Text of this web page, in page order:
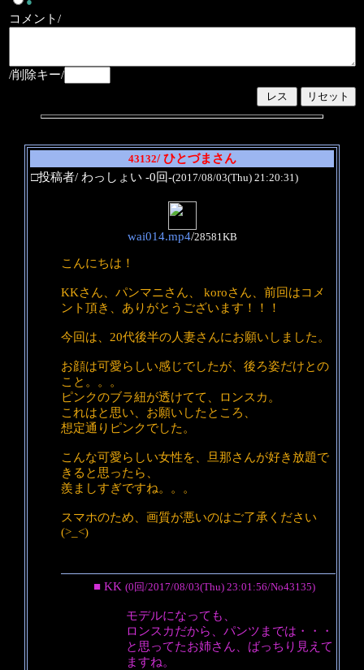
コメント/
/削除キー/
43132/ ひとづまさん
□投稿者/ わっしょい -0回-(2017/08/03(Thu) 21:20:31)
wai014.mp4/28581KB
こんにちは！
KKさん、パンマニさん、 koroさん、前回はコメ
ント頂き、ありがとうございます！！！
今回は、20代後半の人妻さんにお願いしました。
お顔は可愛らしい感じでしたが、後ろ姿だけとの
こと。。。
ピンクのブラ紐が透けてて、ロンスカ。
これはと思い、お願いしたところ、
想定通りピンクでした。
こんな可愛らしい女性を、旦那さんが好き放題で
きると思ったら、
羨ましすぎですね。。。
スマホのため、画質が悪いのはご了承ください
(>_<)
■ KK (0回/2017/08/03(Thu) 23:01:56/No43135)
モデルになっても、
ロンスカだから、パンツまでは・・・
と思ってたお姉さん、ばっちり見えて
ますね。